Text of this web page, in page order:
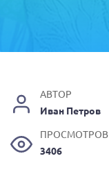
АВТОР
Иван Петров
ПРОСМОТРОВ
3406